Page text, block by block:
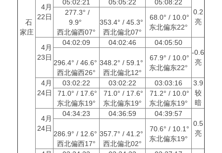
石
家庄
4月
22日
05:02:21 05:05:22
05:08:22
0.2
亮
277.3° /
9.9°
西北偏西07°
353.4° / 45.3°
西北偏北07°
68.0° / 10.0°
东北偏东22°
4月
23日
04:02:09 04:02:46
04:05:50
-0.6
亮
296.4° / 46.6°
西北偏西26°
348.2° / 59.1°
西北偏北12°
67.9° / 10.0°
东北偏东22°
4月
24日
03:02:22 03:02:22 03:03:16
3.9
较
暗
71.0° / 17.6°
东北偏东19°
71.0° / 17.6°
东北偏东19°
71.2° / 10.0°
东北偏东19°
4月
24日
04:34:23 04:36:59
04:39:57
0.5
亮
286.9° / 12.6°
西北偏西17°
357.7° / 41.2°
西北偏北02°
70.6° / 10.1°
东北偏东19°